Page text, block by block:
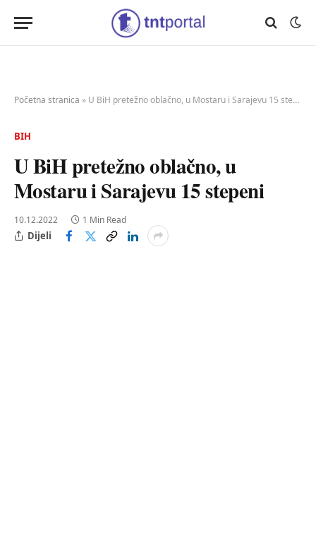
Početna stranica » U BiH pretežno oblačno, u Mostaru i Sarajevu 15 stepeni
BIH
U BiH pretežno oblačno, u
Mostaru i Sarajevu 15 stepeni
10.12.2022 1 Min Read
Dijeli